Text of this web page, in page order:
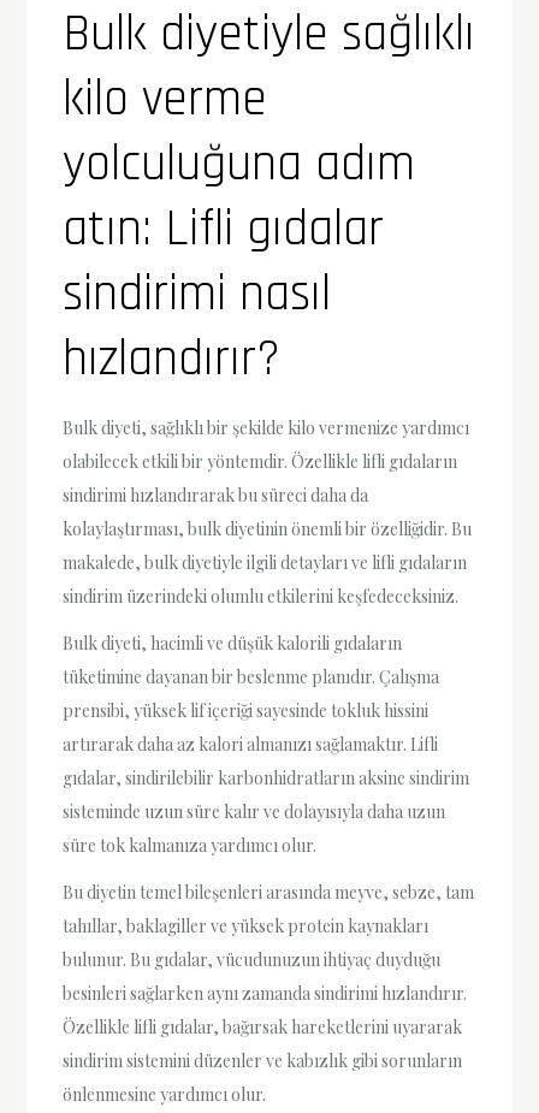
Bulk diyetiyle sağlıklı
kilo verme
yolculuğuna adım
atın: Lifli gıdalar
sindirimi nasıl
hızlandırır?
Bulk diyeti, sağlıklı bir şekilde kilo vermenize yardımcı
olabilecek etkili bir yöntemdir. Özellikle lifli gıdaların
sindirimi hızlandırarak bu süreci daha da
kolaylaştırması, bulk diyetinin önemli bir özelliğidir. Bu
makalede, bulk diyetiyle ilgili detayları ve lifli gıdaların
sindirim üzerindeki olumlu etkilerini keşfedeceksiniz.
Bulk diyeti, hacimli ve düşük kalorili gıdaların
tüketimine dayanan bir beslenme planıdır. Çalışma
prensibi, yüksek lif içeriği sayesinde tokluk hissini
artırarak daha az kalori almanızı sağlamaktır. Lifli
gıdalar, sindirilebilir karbonhidratların aksine sindirim
sisteminde uzun süre kalır ve dolayısıyla daha uzun
süre tok kalmanıza yardımcı olur.
Bu diyetin temel bileşenleri arasında meyve, sebze, tam
tahıllar, baklagiller ve yüksek protein kaynakları
bulunur. Bu gıdalar, vücudunuzun ihtiyaç duyduğu
besinleri sağlarken aynı zamanda sindirimi hızlandırır.
Özellikle lifli gıdalar, bağırsak hareketlerini uyararak
sindirim sistemini düzenler ve kabızlık gibi sorunların
önlenmesine yardımcı olur.